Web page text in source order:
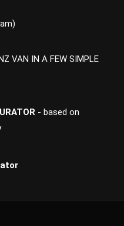
VAN IN A FEW SIMPLE
- based on